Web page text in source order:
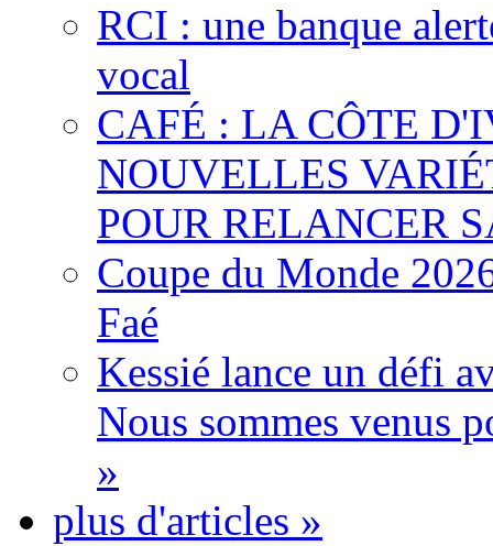
RCI : une banque
vocal
CAFÉ : LA CÔTE
NOUVELLES
POUR RELANCER
Coupe du Monde
Faé
Kessié lance un défi
Nous sommes venus
»
plus d'articles »